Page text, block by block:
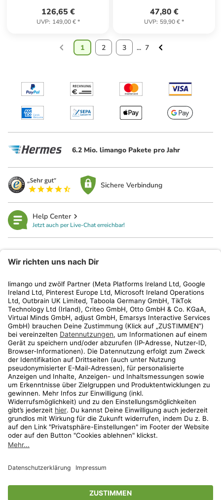
126,65 €
UVP: 149,00 €*
47,80 €
UVP: 59,90 €*
1 2 3 ... 7
6.2 Mio. limango Pakete pro Jahr
Sichere Verbindung
Help Center
Jetzt auch per Live-Chat erreichbar!
Kundenservice
Shop
Aktionen
Travel